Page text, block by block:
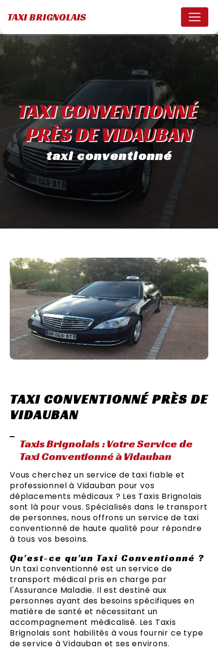
TAXI BRIGNOLAIS
TAXI CONVENTIONNÉ
PRÈS DE VIDAUBAN
taxi conventionné
TAXI CONVENTIONNÉ PRÈS DE
VIDAUBAN
Taxis Brignolais : Votre Service de
Taxi Conventionné à Vidauban
Vous cherchez un service de taxi fiable et
professionnel à Vidauban pour vos
déplacements médicaux ? Les Taxis Brignolais
sont là pour vous. Spécialisés dans le transport
de personnes, nous offrons un service de taxi
conventionné de haute qualité pour répondre
à tous vos besoins.
Qu'est-ce qu'un Taxi Conventionné ?
Un taxi conventionné est un service de
transport médical pris en charge par
l'Assurance Maladie. Il est destiné aux
personnes ayant des besoins spécifiques en
matière de santé et nécessitant un
accompagnement médicalisé. Les Taxis
Brignolais sont habilités à vous fournir ce type
de service à Vidauban et ses environs.